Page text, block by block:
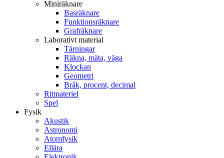
Miniräknare
Basräknare
Funktionsräknare
Grafräknare
Laborativt material
Tärningar
Räkna, mäta, väga
Klockan
Geometri
Bråk, procent, decimal
Ritmateriel
Spel
Fysik
Akustik
Astronomi
Atomfysik
Ellära